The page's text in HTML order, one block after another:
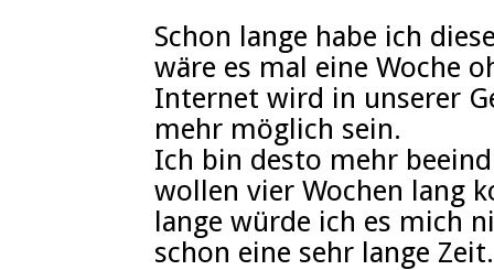
Schon lange habe ich
wäre es mal eine Woche
Internet wird in unserer
mehr möglich sein.
Ich bin desto mehr
wollen vier Wochen lang
lange würde ich es mich
schon eine sehr lange Zeit.